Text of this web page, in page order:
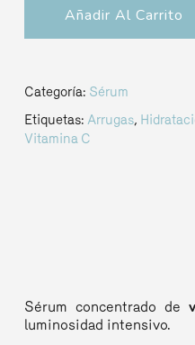
Añadir Al Carrito
Categoría: Sérum
Etiquetas: Arrugas,
Vitamina C
Sérum concentrado de
luminosidad intensivo.